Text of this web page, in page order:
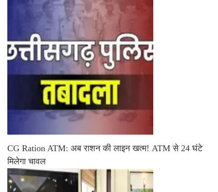
CG Ration ATM: अब राशन की लाइन खत्म! ATM से 24 घंटे
मिलेगा चावल